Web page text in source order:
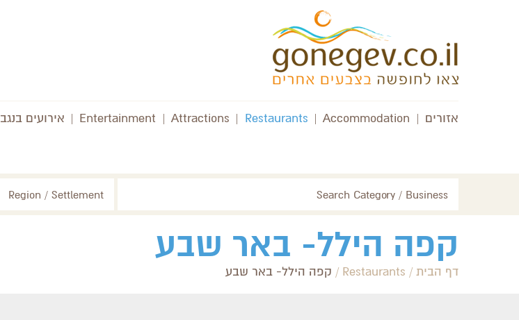
אזורים |
Accommodation
|
Restaurants
|
Attractions
|
Entertainment
| אירועים בנגב
Search Category / Business
Region / Settlement
קפה הילל- באר שבע
דף הבית /
Restaurants
/ קפה הילל- באר שבע